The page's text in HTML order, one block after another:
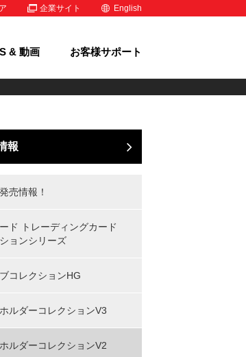
企業サイト English
& 動画 お客様サポート
報
売情報！
ド トレーディングカード
ョンシリーズ
コレクションHG
ルダーコレクションV3
ルダーコレクションV2